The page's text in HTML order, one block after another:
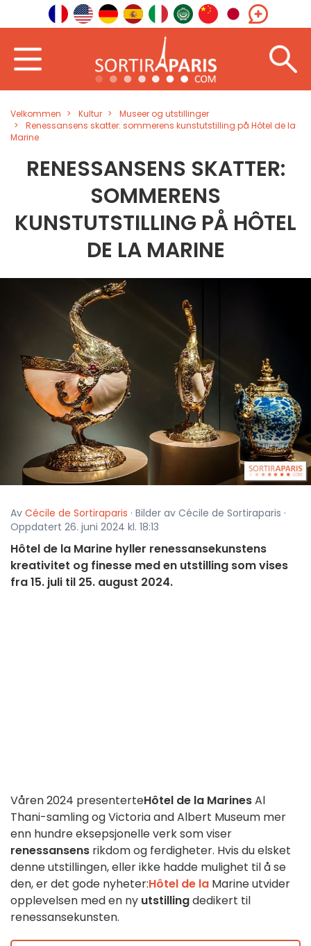
Velkommen Kultur
Museer og utstillinger
Renessansens skatter: sommerens kunstutstilling på Hôtel de la
Marine
RENESSANSENS SKATTER:
SOMMERENS
KUNSTUTSTILLING PÅ HÔTEL
DE LA MARINE
Av Cécile de Sortiraparis · Bilder av Cécile de Sortiraparis ·
Oppdatert 26. juni 2024 kl. 18:13
Hôtel de la Marine hyller renessansekunstens
kreativitet og finesse med en utstilling som vises
fra 15. juli til 25. august 2024.
Våren 2024 presenterteHôtel de la MarinesAl
Thani-samling og Victoria and Albert Museum mer
enn hundre eksepsjonelle verk som viser
renessansens rikdom og ferdigheter. Hvis du elsket
denne utstillingen, eller ikke hadde mulighet til å se
den, er det gode nyheter:Hôtel de la Marine utvider
opplevelsen med en ny utstillingdedikert til
renessansekunsten.